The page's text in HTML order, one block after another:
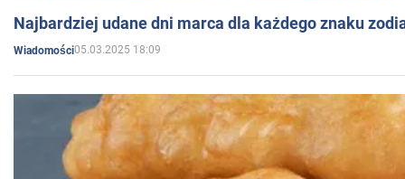
Najbardziej udane dni marca dla każdego znaku
Wiadomości05.03.2025 18:09